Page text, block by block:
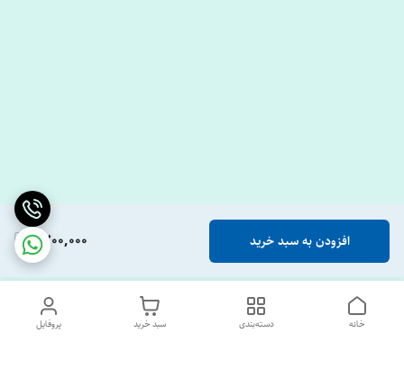
1,700,000 افزودن به سبد خرید
پروفایل سبد خرید دسته‌بندی خانه